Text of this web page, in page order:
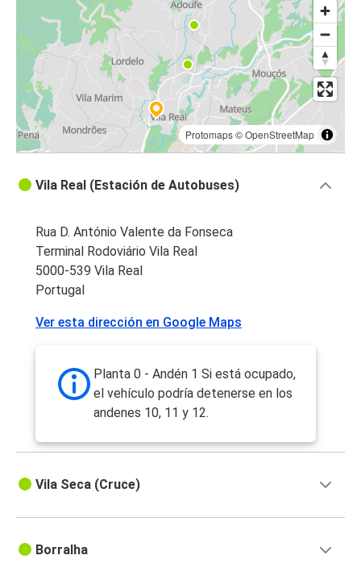
Vila Real
Vila Real
Coímbra
París
Vila Real
Madrid
Vila Real
Mirandela
París
Toulouse
Vila Real
Protomaps©OpenStreetMap
Vila Real (Estación de Autobuses)
Rua D. António Valente da Fonseca
Terminal Rodoviário Vila Real
5000-539 Vila Real
Portugal
Ver esta dirección en Google Maps
Planta 0 - Andén 1 Si está ocupado,
el vehículo podría detenerse en los
andenes 10, 11 y 12.
Vila Seca (Cruce)
Borralha